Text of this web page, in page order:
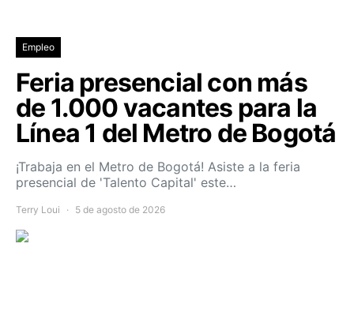
Empleo
Feria presencial con más
de 1.000 vacantes para la
Línea 1 del Metro de Bogotá
¡Trabaja en el Metro de Bogotá! Asiste a la feria
presencial de 'Talento Capital' este…
Terry Loui 5 de agosto de 2026